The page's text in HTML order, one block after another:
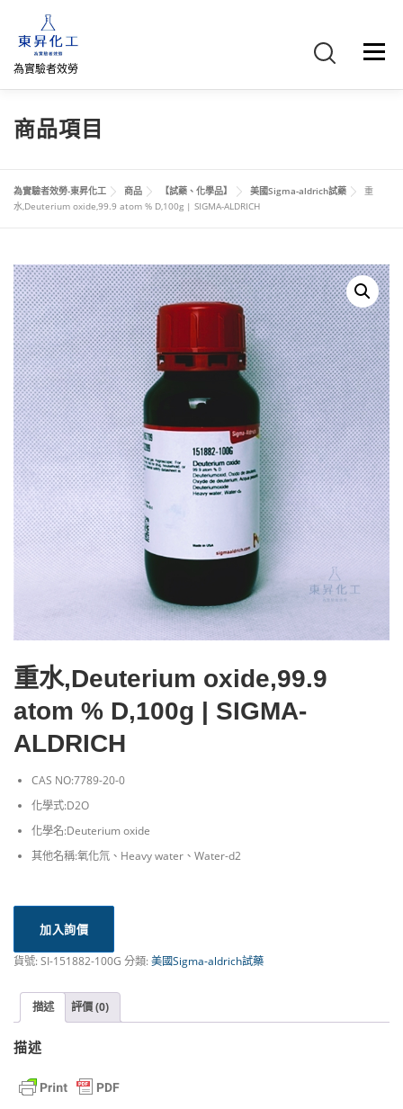
為實驗者效勞
選單
首頁 關於我們
網路商店 直購專區 詢價車、購物車/會員
商品項目
為實驗者效勞-東昇化工 商品 【試藥、化學品】 美國Sigma-aldrich試藥
重
水,Deuterium oxide,99.9 atom % D,100g | SIGMA-ALDRICH
重水,Deuterium oxide,99.9
atom % D,100g | SIGMA-
ALDRICH
CAS NO:7789-20-0
化學式:D2O
化學名:Deuterium oxide
其他名稱:氧化氘、Heavy water、Water-d2
加入詢價
貨號:SI-151882-100G 分類:美國Sigma-aldrich試藥
描述 評價 (0)
描述